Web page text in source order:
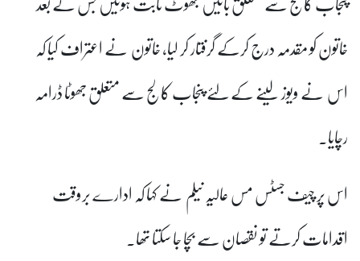
خاتون کو مقدمہ درج کرکے گرفتار کر لیا، خاتون نے اعتراف کیا کہ
اس نے ویوز لینے کے لئے پنجاب کالج سے متعلق جھوٹا ڈرامہ
رچایا۔
اس پر چیف جسٹس مس عالیہ نیلم نے کہا کہ ادارے بروقت
اقدامات کرتے تو نقصان سے بچا جا سکتا تھا۔